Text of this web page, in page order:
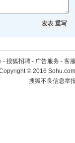
- 搜狐招聘 - 广告服务 - 客
©2016
搜狐不良信息举